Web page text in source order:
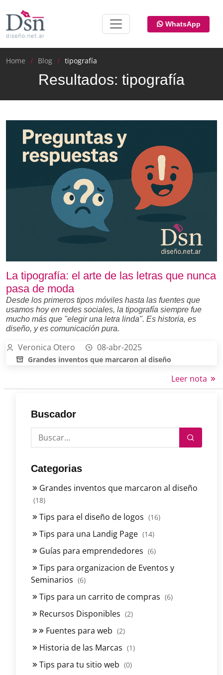
WhatsApp
Home Blog tipografía
Resultados: tipografía
Buscador
Categorias
Grandes inventos que marcaron al diseño
(18)
Tips para el diseño de logos (16)
Tips para una Landig Page (14)
Guías para emprendedores (6)
Tips para organizacion de Eventos y
Seminarios (6)
Tips para un carrito de compras (6)
Recursos Disponibles (2)
Fuentes para web (2)
Historia de las Marcas (1)
Tips para tu sitio web (0)
La tipografía: el arte de las letras que nunca
pasa de moda
Desde los primeros tipos móviles hasta las fuentes que
usamos hoy en redes sociales, la tipografía siempre fue
mucho más que "elegir una letra linda". Es historia, es
diseño, y es comunicación pura.
Veronica Otero 08-abr-2025
Grandes inventos que marcaron al diseño
Leer nota